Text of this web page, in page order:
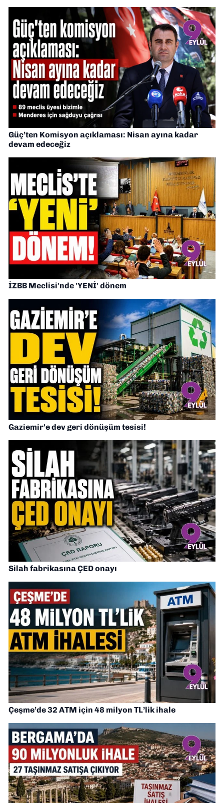
Güç’ten Komisyon açıklaması: Nisan ayına kadar
devam edeceğiz
İZBB Meclisi'nde 'YENİ' dönem
Gaziemir'e dev geri dönüşüm tesisi!
Silah fabrikasına ÇED onayı
Çeşme’de 32 ATM için 48 milyon TL’lik ihale